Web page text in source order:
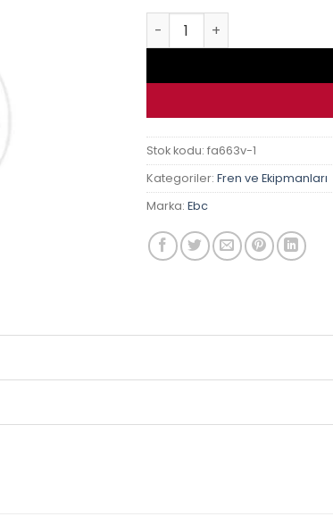
Yamaha Mt-25 16- Ebc
Stok kodu: fa663v-1
Kategoriler: Fren ve Ekipmanları
Marka: Ebc